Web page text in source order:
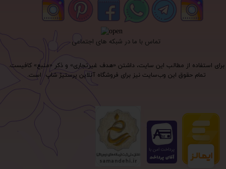
برای استفاده از مطالب این سایت، داشتن «هدف غیرتجاری» و ذکر «منبع» کافیست.
تمام حقوق اين وب‌سايت نیز برای فروشگاه آنلاین پرستیژ شاپ است.
تماس با ما در شبکه های اجتماعی